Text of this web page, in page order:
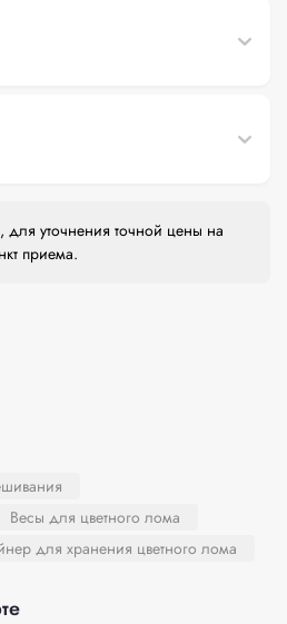
для уточнения точной цены на
приема.
Весы для цветного лома
для хранения цветного лома